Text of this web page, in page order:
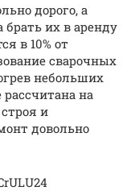
дорого, а
их в аренду
в 10% от
сварочных
небольших
на
и
довольно